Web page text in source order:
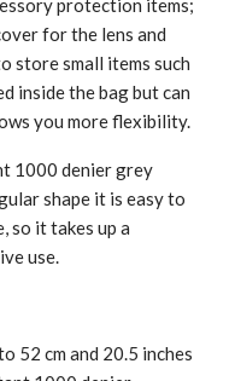
for the lens and
store small items such
inside the bag but can
you more flexibility.
1000 denier grey
shape it is easy to
it takes up a
use.
52 cm and 20.5 inches